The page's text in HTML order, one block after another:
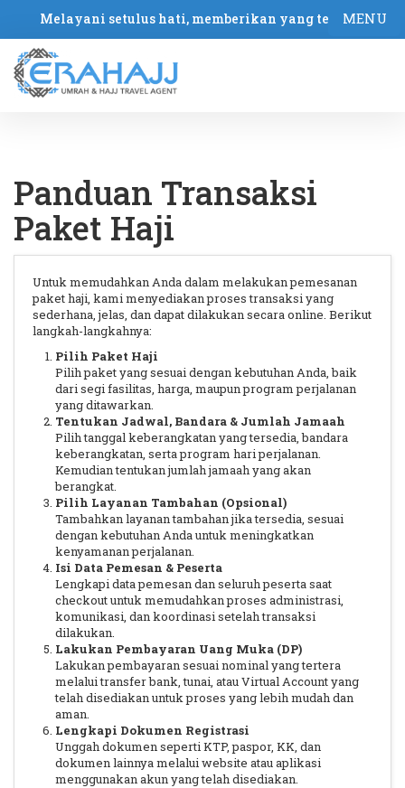
Melayani setulus hati, memberikan yang terbaik
Panduan Transaksi
Paket Haji
Untuk memudahkan Anda dalam melakukan pemesanan
paket haji, kami menyediakan proses transaksi yang
sederhana, jelas, dan dapat dilakukan secara online. Berikut
langkah-langkahnya:
Pilih Paket Haji
Pilih paket yang sesuai dengan kebutuhan Anda, baik
dari segi fasilitas, harga, maupun program perjalanan
yang ditawarkan.
Tentukan Jadwal, Bandara & Jumlah Jamaah
Pilih tanggal keberangkatan yang tersedia, bandara
keberangkatan, serta program hari perjalanan.
Kemudian tentukan jumlah jamaah yang akan
berangkat.
Pilih Layanan Tambahan (Opsional)
Tambahkan layanan tambahan jika tersedia, sesuai
dengan kebutuhan Anda untuk meningkatkan
kenyamanan perjalanan.
Isi Data Pemesan & Peserta
Lengkapi data pemesan dan seluruh peserta saat
checkout untuk memudahkan proses administrasi,
komunikasi, dan koordinasi setelah transaksi
dilakukan.
Lakukan Pembayaran Uang Muka (DP)
Lakukan pembayaran sesuai nominal yang tertera
melalui transfer bank, tunai, atau Virtual Account yang
telah disediakan untuk proses yang lebih mudah dan
aman.
Lengkapi Dokumen Registrasi
Unggah dokumen seperti KTP, paspor, KK, dan
dokumen lainnya melalui website atau aplikasi
menggunakan akun yang telah disediakan.
MENU